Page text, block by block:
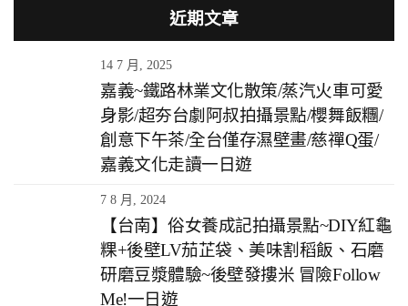
近期文章
14 7 月, 2025
嘉義~鐵路林業文化散策/蒸汽火車可愛
身影/超夯台劇阿叔拍攝景點/櫻舞飯糰/
創意下午茶/全台僅存濕壁畫/慈禪Q蛋/
嘉義文化走讀一日遊
7 8 月, 2024
【台南】俗女養成記拍攝景點~DIY紅龜
粿+後壁LV茄芷袋、美味割稻飯、石磨
研磨豆漿體驗~後壁發摟米 冒險Follow
Me!一日遊